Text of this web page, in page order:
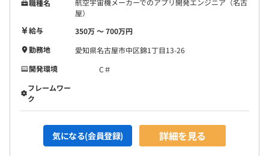
職種名
航空宇宙機メーカーでのアプリ開発エンジニア（名古
屋）
給与
350万 〜 700万円
勤務地
愛知県名古屋市中区錦1丁目13-26
開発環境
C＃
フレームワー
ク
気になる(会員登録) 詳細を見る